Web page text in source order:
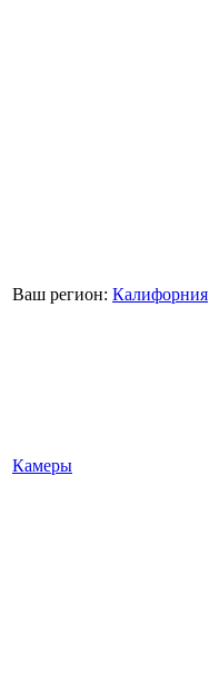
Ваш регион: Калифорния
Камеры